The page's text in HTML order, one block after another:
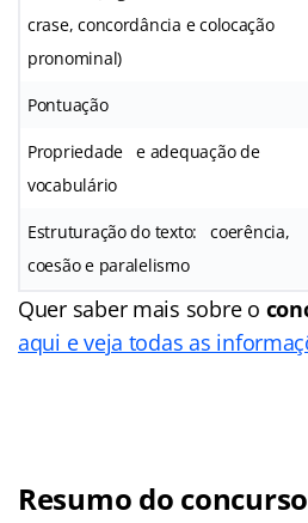
crase, concordância e colocação
pronominal)
Pontuação
Propriedade e adequação de
vocabulário
Estruturação do texto: coerência,
coesão e paralelismo
Quer saber mais sobre o
aqui e veja todas as
Resumo do